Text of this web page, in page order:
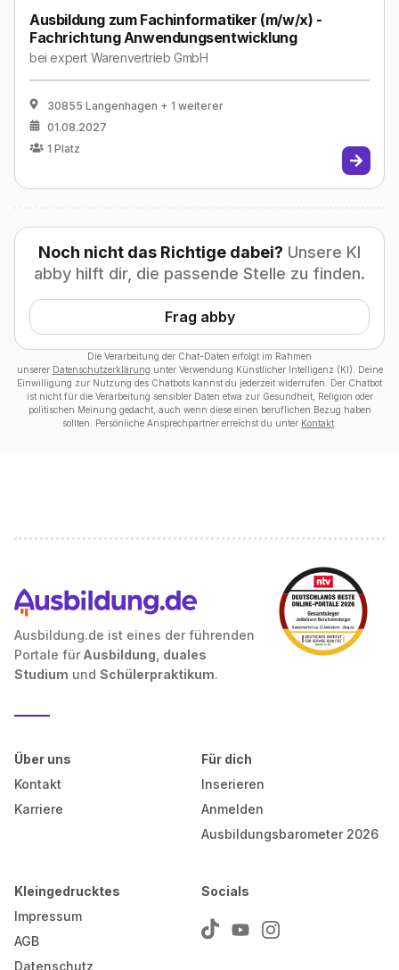
Ausbildung zum Fachinformatiker (m/w/x) -
Fachrichtung Anwendungsentwicklung
beiexpert Warenvertrieb GmbH
30855 Langenhagen + 1 weiterer
01.08.2027
1 Platz
Noch nicht das Richtige dabei? Unsere KI
abby hilft dir, die passende Stelle zu finden.
Frag abby
Die Verarbeitung der Chat-Daten erfolgt im Rahmen
unserer Datenschutzerklärung unter Verwendung Künstlicher Intelligenz (KI). Deine
Einwilligung zur Nutzung des Chatbots kannst du jederzeit widerrufen. Der Chatbot
ist nicht für die Verarbeitung sensibler Daten etwa zur Gesundheit, Religion oder
politischen Meinung gedacht, auch wenn diese einen beruflichen Bezug haben
sollten. Persönliche Ansprechpartner erreichst du unter Kontakt
Ausbildung.de ist eines der führenden
Portale für Ausbildung, duales
Studium und Schülerpraktikum.
Über uns
Kontakt
Karriere
Für dich
Inserieren
Anmelden
Ausbildungsbarometer 2026
Kleingedrucktes
Impressum
AGB
Datenschutz
Socials